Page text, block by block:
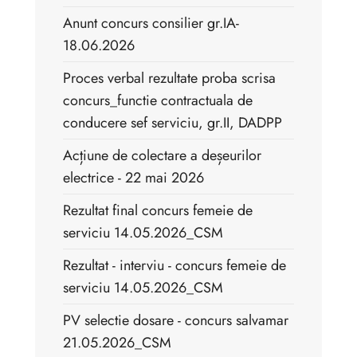
Anunt concurs consilier gr.IA-
18.06.2026
Proces verbal rezultate proba scrisa
concurs_functie contractuala de
conducere sef serviciu, gr.II, DADPP
Acțiune de colectare a deșeurilor
electrice - 22 mai 2026
Rezultat final concurs femeie de
serviciu 14.05.2026_CSM
Rezultat - interviu - concurs femeie de
serviciu 14.05.2026_CSM
PV selectie dosare - concurs salvamar
21.05.2026_CSM